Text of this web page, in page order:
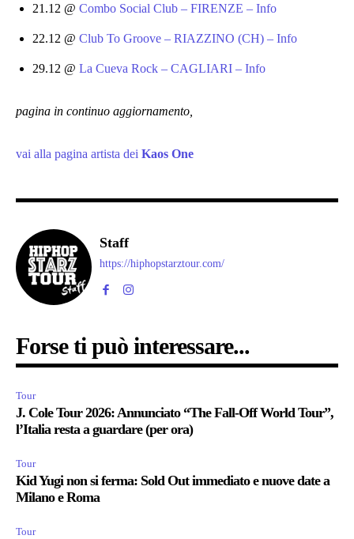
21.12 @ Combo Social Club – FIRENZE – Info
22.12 @ Club To Groove – RIAZZINO (CH) – Info
29.12 @ La Cueva Rock – CAGLIARI – Info
pagina in continuo aggiornamento,
vai alla pagina artista dei Kaos One
Staff
https://hiphopstarztour.com/
Forse ti può interessare...
Tour
J. Cole Tour 2026: Annunciato “The Fall-Off World Tour”,
l’Italia resta a guardare (per ora)
Tour
Kid Yugi non si ferma: Sold Out immediato e nuove date a
Milano e Roma
Tour